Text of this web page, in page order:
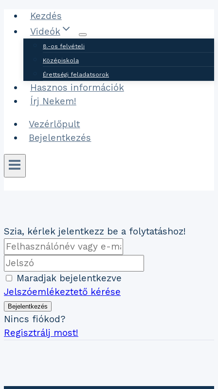
Ugrás
tartalomhoz
Kezdés
Videók
8.-os felvételi
Középiskola
Érettségi feladatsorok
Hasznos információk
Írj Nekem!
Vezérlőpult
Bejelentkezés
Szia, kérlek jelentkezz be a folytatáshoz!
Maradjak bejelentkezve
Jelszóemlékeztető kérése
Bejelentkezés
Nincs fiókod?
Regisztrálj most!